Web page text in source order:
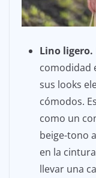
Lino ligero.
comodidad
sus looks
cómodos.
como un
beige-tono
en la
llevar una